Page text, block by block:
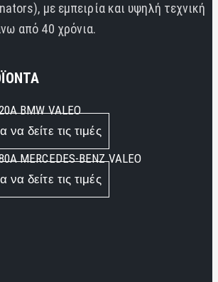
με εμπειρία και υψηλή τεχνική
από 40 χρόνια.
BMW VALEO
να δείτε τις τιμές
MERCEDES-BENZ VALEO
να δείτε τις τιμές